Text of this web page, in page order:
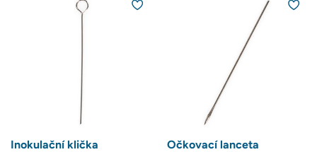
Inokulační klička
Očkovací lanceta